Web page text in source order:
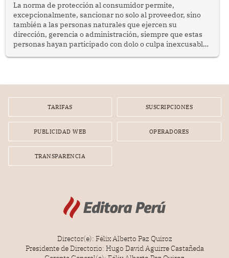
La norma de protección al consumidor permite,
excepcionalmente, sancionar no solo al proveedor, sino
también a las personas naturales que ejercen su
dirección, gerencia o administración, siempre que estas
personas hayan participado con dolo o culpa inexcusable
por la frustrada realización de un meet and greet con
TARIFAS SUSCRIPCIONES
PUBLICIDAD WEB OPERADORES
TRANSPARENCIA
Director(e): Félix Alberto Paz Quiroz
Presidente de Directorio: Hugo David Aguirre Castañeda